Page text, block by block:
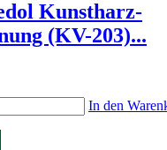
Kunstharz-
(KV-203)...
In den